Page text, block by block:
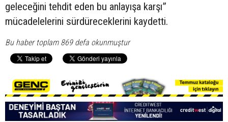
geleceğini tehdit eden bu anlayışa karşı”
mücadelelerini sürdüreceklerini kaydetti.
Bu haber toplam 869 defa okunmuştur